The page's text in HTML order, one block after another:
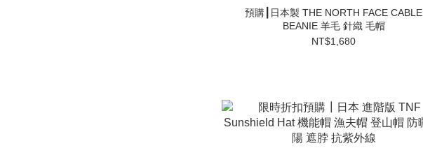
預購┃日本製 THE NORTH FACE CABLE
BEANIE 羊毛 針織 毛帽
NT$1,680